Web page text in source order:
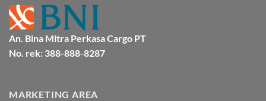
An. Bina Mitra Perkasa Cargo PT
No. rek: 388-888-8287
MARKETING AREA